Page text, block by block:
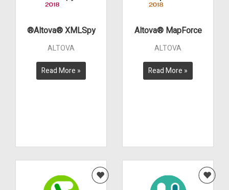
Altova® XMLSpy®
ALTOVA
Read More »
Altova® MapForce
ALTOVA
Read More »